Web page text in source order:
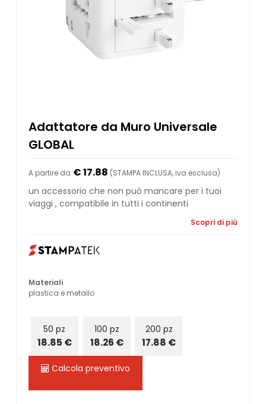
Adattatore da Muro Universale
GLOBAL
A partire da € 17.88 (STAMPA INCLUSA, iva esclusa)
un accessorio che non può mancare per i tuoi
viaggi , compatibile in tutti i continenti
Scopri di più
Materiali
plastica e metallo
50 pz
18.85 €
100 pz
18.26 €
200 pz
17.88 €
Calcola preventivo